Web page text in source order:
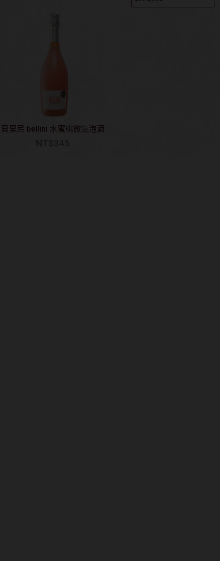
貝里尼 bellini 水蜜桃微氣泡酒